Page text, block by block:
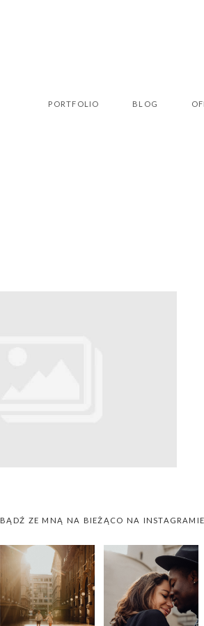
PORTFOLIO BLOG
BĄDŹ ZE MNĄ NA BIEŻĄCO NA INSTAGRAMIE